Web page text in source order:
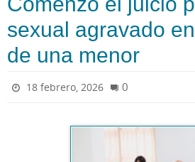
sexual agravado
de una menor
18 febrero, 2026 0